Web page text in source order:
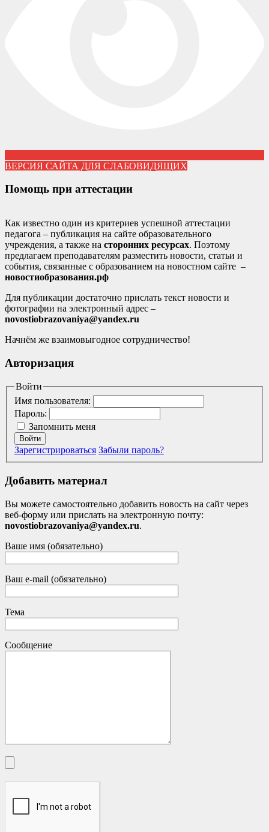
ВЕРСИЯ САЙТА ДЛЯ СЛАБОВИДЯЩИХ
Помощь при аттестации
Как известно один из критериев успешной аттестации
педагога – публикация на сайте образовательного
учреждения, а также на сторонних ресурсах. Поэтому
предлагаем преподавателям разместить новости, статьи и
события, связанные с образованием на новостном сайте –
новостиобразования.рф
Для публикации достаточно прислать текст новости и
фотографии на электронный адрес –
novostiobrazovaniya@yandex.ru
Начнём же взаимовыгодное сотрудничество!
Авторизация
Войти
Имя пользователя:
Пароль:
Запомнить меня
Войти
Зарегистрироваться Забыли пароль?
Добавить материал
Вы можете самостоятельно добавить новость на сайт через
веб-форму или прислать на электронную почту:
novostiobrazovaniya@yandex.ru.
Ваше имя (обязательно)
Ваш e-mail (обязательно)
Тема
Сообщение